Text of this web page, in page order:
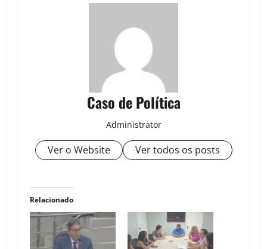
Caso de Política
Administrator
Ver o Website Ver todos os posts
Relacionado